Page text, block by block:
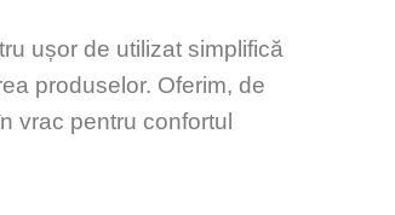
ușor de utilizat simplifică
produselor. Oferim, de
vrac pentru confortul